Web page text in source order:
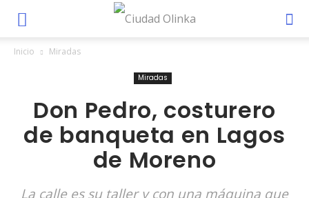
Inicio Miradas
Miradas
Don Pedro, costurero
de banqueta en Lagos
de Moreno
La calle es su taller y con una máquina que